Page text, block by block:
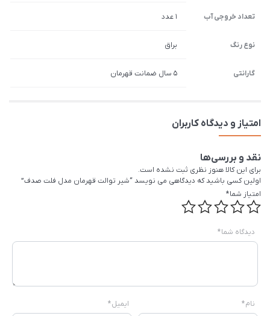
تعداد خروجی آب 1 عدد
نوع رنگ براق
گارانتی 5 سال ضمانت قهرمان
امتیاز و دیدگاه کاربران
نقد و بررسی‌ها
برای این کالا هنوز نظری ثبت نشده است.
اولین کسی باشید که دیدگاهی می نویسد “شیر توالت قهرمان مدل فلت صدف”
امتیاز شما*
دیدگاه شما*
نام* ایمیل*